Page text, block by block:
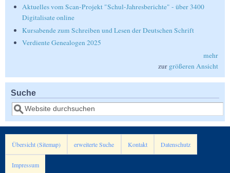
Aktuelles vom Scan-Projekt "Schul-Jahresberichte" - über 3400
Digitalisate online
Kursabende zum Schreiben und Lesen der Deutschen Schrift
Verdiente Genealogen 2025
mehr
zur größeren Ansicht
Suche
Suche
Übersicht (Sitemap) erweiterte Suche Kontakt Datenschutz
Impressum